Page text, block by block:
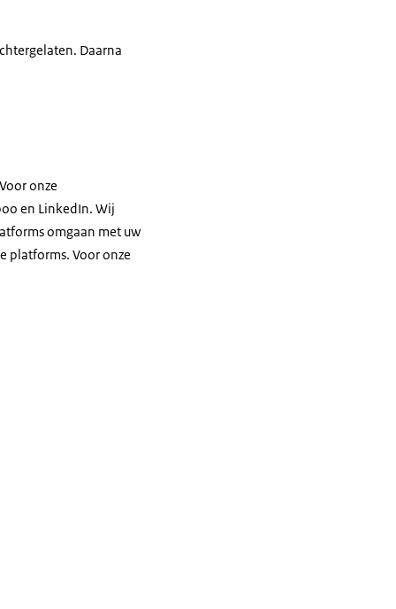
Daarna
onze
en LinkedIn. Wij
omgaan met uw
platforms. Voor onze